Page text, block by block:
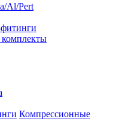
Al/Pert
Компрессионные